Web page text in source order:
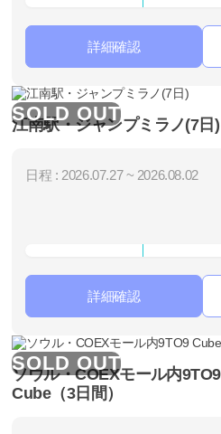
詳細確認
SOLD OUT
江南駅・ジャンプミラノ(7日)
日程 : 2026.07.27 ~ 2026.08.02
詳細確認
SOLD OUT
ソウル・COEXモール内9TO9
Cube（3日間）